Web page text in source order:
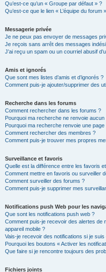
Qu’est-ce qu’un « Groupe par défaut » ?
Qu’est-ce que le lien « L’équipe du forum
Messagerie privée
Je ne peux pas envoyer de messages
Je reçois sans arrêt des messages
J’ai reçu un spam ou un courriel abusif
Amis et ignorés
Que sont mes listes d’amis et d’ignorés ?
Comment puis-je ajouter/supprimer des
Recherche dans les forums
Comment rechercher dans les forums ?
Pourquoi ma recherche ne renvoie aucun
Pourquoi ma recherche renvoie une page
Comment rechercher des membres ?
Comment puis-je trouver mes propres
Surveillance et favoris
Quelle est la différence entre les favoris
Comment mettre en favoris ou surveiller
Comment surveiller des forums ?
Comment puis-je supprimer mes
Notifications push Web pour les
Que sont les notifications push web ?
Comment puis-je recevoir des alertes de
appareil mobile ?
Vais-je recevoir des notifications si je
Pourquoi les boutons « Activer les
Que faire si je rencontre toujours des
Fichiers joints